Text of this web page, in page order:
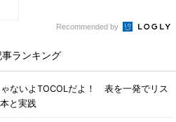
Recommended by
ランキング
ゃないよTOCOLだよ！ 表を一発でリス
と実践